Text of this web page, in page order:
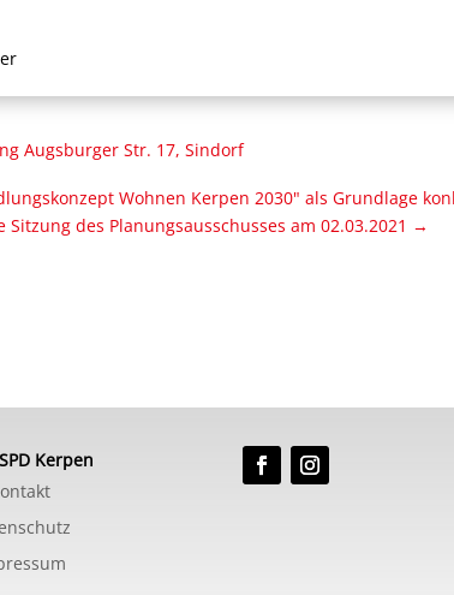
Augsburger Str. 17, Sindorf
Wohnen Kerpen 2030" als Grundlage
des Planungsausschusses am 02.03.2021 →
Kerpen